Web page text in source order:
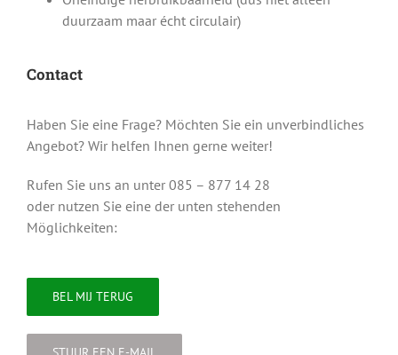
duurzaam maar écht circulair)
Contact
Haben Sie eine Frage? Möchten Sie ein unverbindliches
Angebot? Wir helfen Ihnen gerne weiter!
Rufen Sie uns an unter 085 – 877 14 28
oder nutzen Sie eine der unten stehenden
Möglichkeiten:
BEL MIJ TERUG